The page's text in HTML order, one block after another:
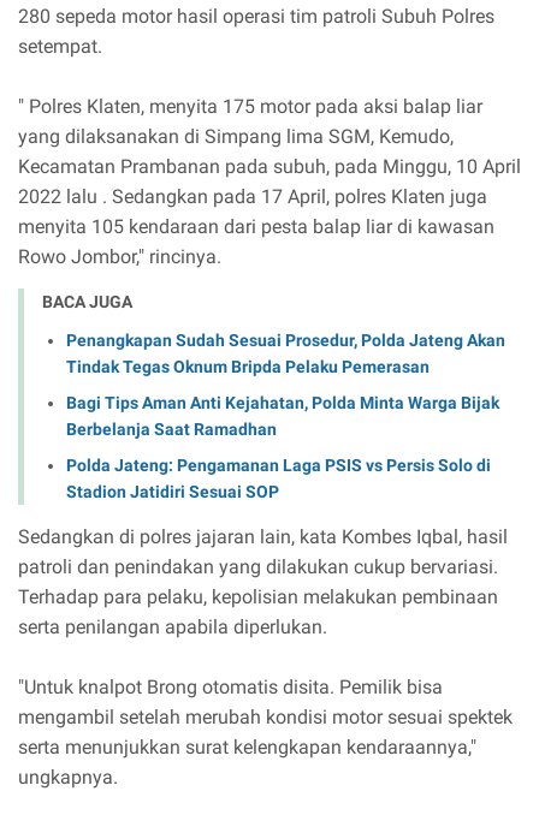
280 sepeda motor hasil operasi tim patroli Subuh Polres
setempat.
" Polres Klaten, menyita 175 motor pada aksi balap liar
yang dilaksanakan di Simpang lima SGM, Kemudo,
Kecamatan Prambanan pada subuh, pada Minggu, 10 April
2022 lalu . Sedangkan pada 17 April, polres Klaten juga
menyita 105 kendaraan dari pesta balap liar di kawasan
Rowo Jombor," rincinya.
BACA JUGA
Penangkapan Sudah Sesuai Prosedur, Polda Jateng Akan
Tindak Tegas Oknum Bripda Pelaku Pemerasan
Bagi Tips Aman Anti Kejahatan, Polda Minta Warga Bijak
Berbelanja Saat Ramadhan
Polda Jateng: Pengamanan Laga PSIS vs Persis Solo di
Stadion Jatidiri Sesuai SOP
Sedangkan di polres jajaran lain, kata Kombes Iqbal, hasil
patroli dan penindakan yang dilakukan cukup bervariasi.
Terhadap para pelaku, kepolisian melakukan pembinaan
serta penilangan apabila diperlukan.
"Untuk knalpot Brong otomatis disita. Pemilik bisa
mengambil setelah merubah kondisi motor sesuai spektek
serta menunjukkan surat kelengkapan kendaraannya,"
ungkapnya.